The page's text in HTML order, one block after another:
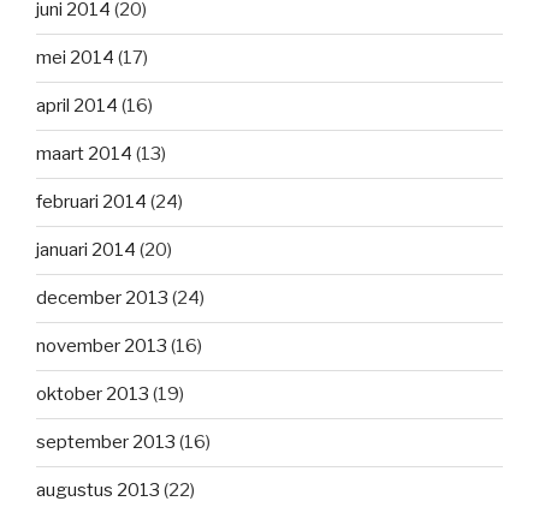
juni 2014 (20)
mei 2014 (17)
april 2014 (16)
maart 2014 (13)
februari 2014 (24)
januari 2014 (20)
december 2013 (24)
november 2013 (16)
oktober 2013 (19)
september 2013 (16)
augustus 2013 (22)